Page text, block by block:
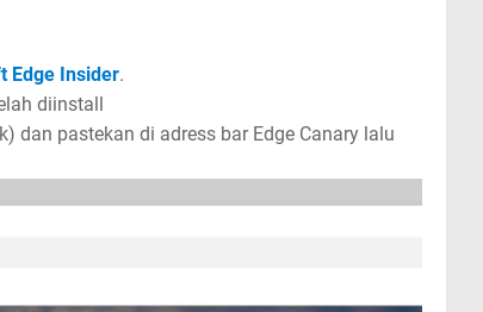
Edge Insider.
diinstall
dan pastekan di adress bar Edge Canary lalu